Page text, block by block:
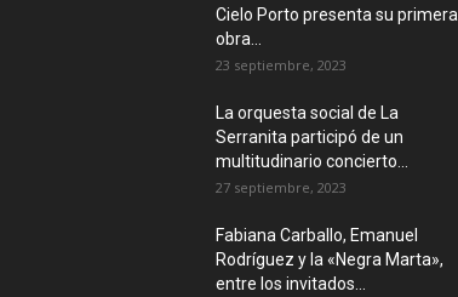
Cielo Porto presenta su primera
obra...
23 septiembre, 2023
La orquesta social de La
Serranita participó de un
multitudinario concierto...
27 septiembre, 2023
Fabiana Carballo, Emanuel
Rodríguez y la «Negra Marta»,
entre los invitados...